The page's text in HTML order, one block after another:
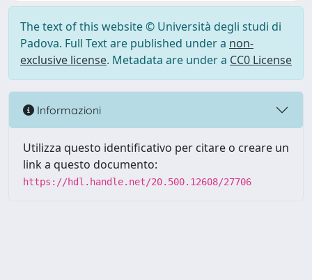
The text of this website © Università degli studi di
Padova. Full Text are published under a non-
exclusive license. Metadata are under a CC0 License
Informazioni
Utilizza questo identificativo per citare o creare un
link a questo documento:
https://hdl.handle.net/20.500.12608/27706